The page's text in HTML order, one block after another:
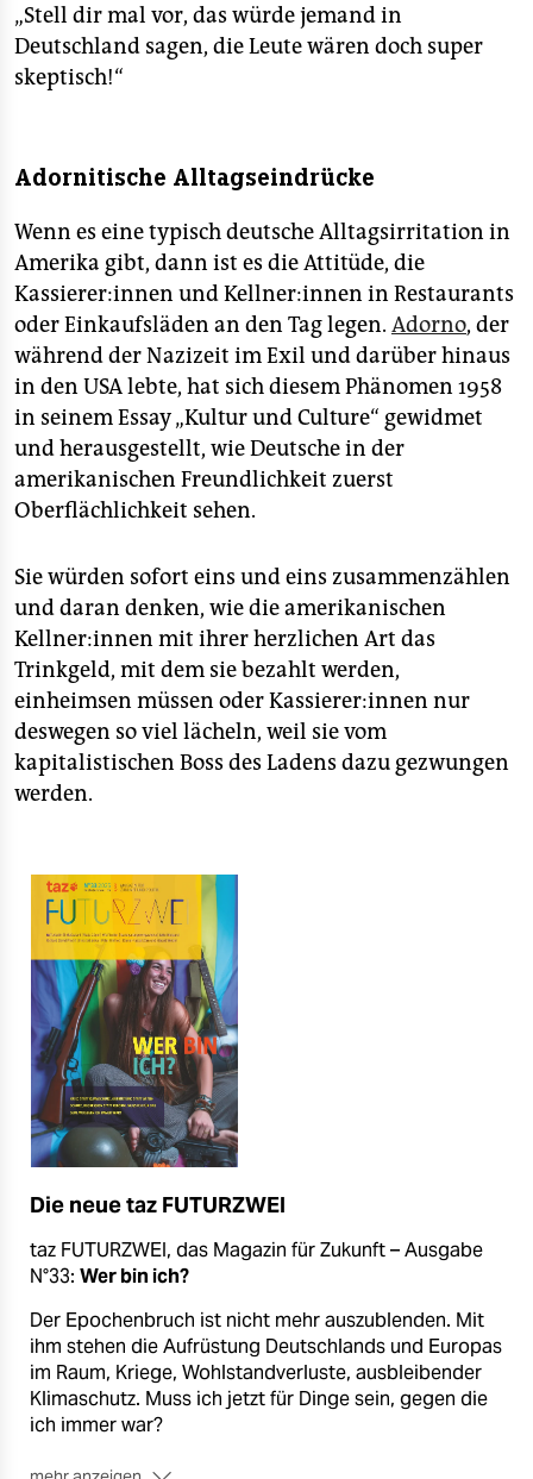
„Stell dir mal vor, das würde jemand in
Deutschland sagen, die Leute wären doch super
skeptisch!“
Adornitische Alltagseindrücke
Wenn es eine typisch deutsche Alltagsirritation in
Amerika gibt, dann ist es die Attitüde, die
Kassierer:innen und Kellner:innen in Restaurants
oder Einkaufsläden an den Tag legen. Adorno, der
während der Nazizeit im Exil und darüber hinaus
in den USA lebte, hat sich diesem Phänomen 1958
in seinem Essay „Kultur und Culture“ gewidmet
und herausgestellt, wie Deutsche in der
amerikanischen Freundlichkeit zuerst
Oberflächlichkeit sehen.
Sie würden sofort eins und eins zusammenzählen
und daran denken, wie die amerikanischen
Kellner:innen mit ihrer herzlichen Art das
Trinkgeld, mit dem sie bezahlt werden,
einheimsen müssen oder Kassierer:innen nur
deswegen so viel lächeln, weil sie vom
kapitalistischen Boss des Ladens dazu gezwungen
werden.
Die neue taz FUTURZWEI
taz FUTURZWEI, das Magazin für Zukunft – Ausgabe
N°33: Wer bin ich?
Der Epochenbruch ist nicht mehr auszublenden. Mit
ihm stehen die Aufrüstung Deutschlands und Europas
im Raum, Kriege, Wohlstandverluste, ausbleibender
Klimaschutz. Muss ich jetzt für Dinge sein, gegen die
ich immer war?